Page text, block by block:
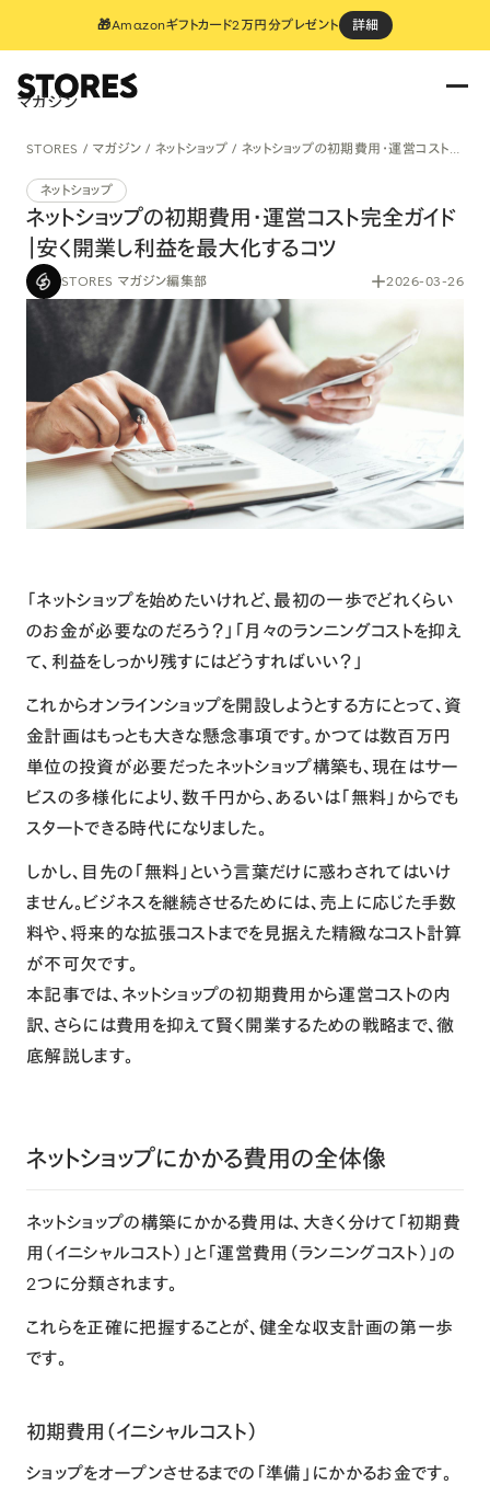
🎁Amazonギフトカード2万円分プレゼント 詳細
マガジン
STORES マガジン ネットショップ ネットショップの初期費用・運営コスト完全ガイド｜安く開業し利益を最大化するコツ
ネットショップ
ネットショップの初期費用・運営コスト完全ガイド
｜安く開業し利益を最大化するコツ
STORES マガジン編集部 2026-03-26
「ネットショップを始めたいけれど、最初の一歩でどれくらい
のお金が必要なのだろう？」「月々のランニングコストを抑え
て、利益をしっかり残すにはどうすればいい？」
これからオンラインショップを開設しようとする方にとって、資
金計画はもっとも大きな懸念事項です。かつては数百万円
単位の投資が必要だったネットショップ構築も、現在はサー
ビスの多様化により、数千円から、あるいは「無料」からでも
スタートできる時代になりました。
しかし、目先の「無料」という言葉だけに惑わされてはいけ
ません。ビジネスを継続させるためには、売上に応じた手数
料や、将来的な拡張コストまでを見据えた精緻なコスト計算
が不可欠です。
本記事では、ネットショップの初期費用から運営コストの内
訳、さらには費用を抑えて賢く開業するための戦略まで、徹
底解説します。
ネットショップにかかる費用の全体像
ネットショップの構築にかかる費用は、大きく分けて「初期費
用（イニシャルコスト）」と「運営費用（ランニングコスト）」の
2つに分類されます。
これらを正確に把握することが、健全な収支計画の第一歩
です。
初期費用（イニシャルコスト）
ショップをオープンさせるまでの「準備」にかかるお金です。